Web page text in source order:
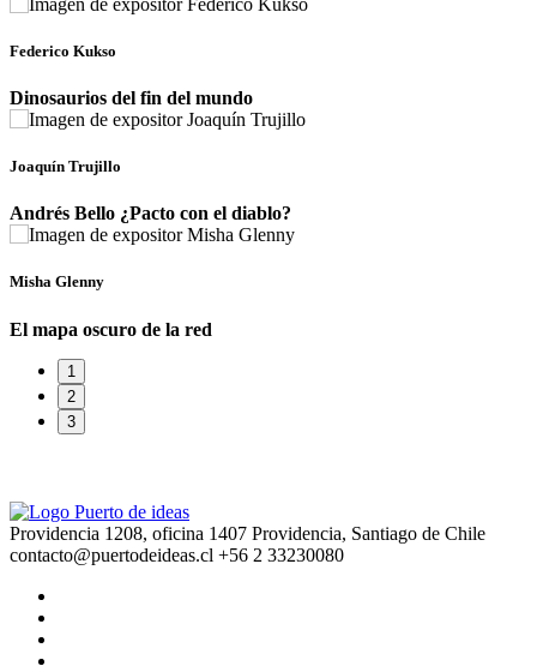
Federico Kukso
Dinosaurios del fin del mundo
Joaquín Trujillo
Andrés Bello ¿Pacto con el diablo?
Misha Glenny
El mapa oscuro de la red
1
2
3
Providencia 1208, oficina 1407 Providencia, Santiago de Chile
contacto@puertodeideas.cl +56 2 33230080